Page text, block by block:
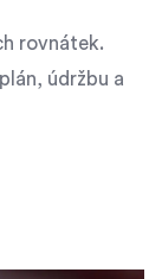
rovnátek.
údržbu a